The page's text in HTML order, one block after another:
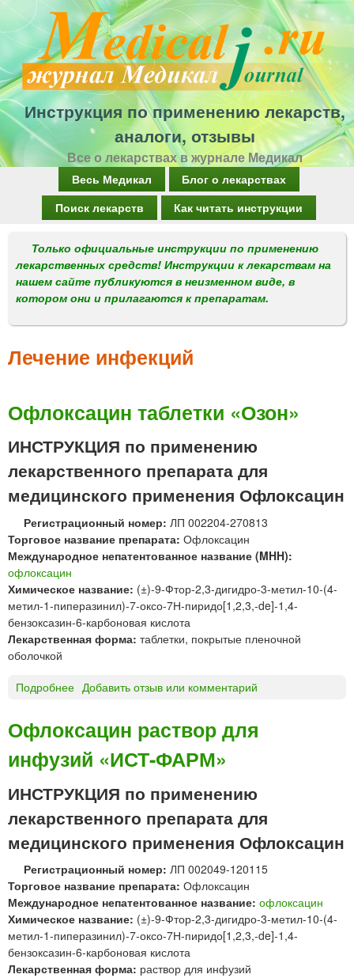
Перейти
к
основному
содержанию
Инструкция по применению лекарств,
аналоги, отзывы
Все о лекарствах в журнале Медикал
н
о
е
м
н
ю
Весь Медикал
Блог о лекарствах
Поиск лекарств
Как читать инструкции
Только официальные инструкции по применению
лекарственных средств! Инструкции к лекарствам на
нашем сайте публикуются в неизменном виде, в
котором они и прилагаются к препаратам.
Лечение инфекций
Офлоксацин таблетки «Озон»
ИНСТРУКЦИЯ по применению
лекарственного препарата для
медицинского применения Офлоксацин
Регистрационный номер: ЛП 002204-270813
Торговое название препарата: Офлоксацин
Международное непатентованное название (MHH):
офлоксацин
Химическое название: (±)-9-Фтор-2,3-дигидро-3-метил-10-(4-
метил-1-пиперазинил)-7-оксо-7Н-пиридо[1,2,3,-de]-1,4-
бензоксазин-6-карбоновая кислота
Лекарственная форма: таблетки, покрытые пленочной
оболочкой
Подробнее
л
о
к
с
а
ц
и
н
т
а
б
л
е
т
к
Добавить отзыв или комментарий
Офлоксацин раствор для
инфузий «ИСТ-ФАРМ»
ИНСТРУКЦИЯ по применению
лекарственного препарата для
медицинского применения Офлоксацин
Регистрационный номер: ЛП 002049-120115
Торговое название препарата: Офлоксацин
Международное непатентованное название: офлоксацин
Химическое название: (±)-9-Фтор-2,3-дигидро-3-метил-10-(4-
метил-1-пиперазинил)-7-оксо-7Н-пиридо[1,2,3,-de]-1,4-
бензоксазин-6-карбоновая кислота
Лекарственная форма: раствор для инфузий